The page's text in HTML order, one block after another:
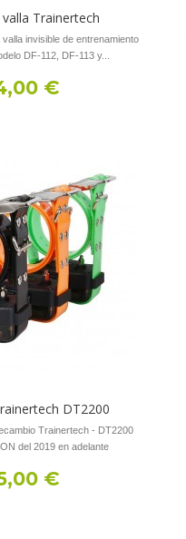
Trainertech
invisible de entrenamiento
DF-112, DF-113 y...
€
DT2200
Trainertech - DT2200
del 2019 en adelante
€